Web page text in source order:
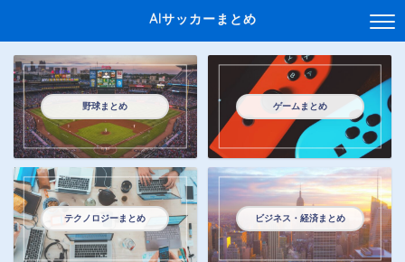
AIサッカーまとめ
野球まとめ ゲームまとめ
テクノロジーまとめ ビジネス・経済まとめ